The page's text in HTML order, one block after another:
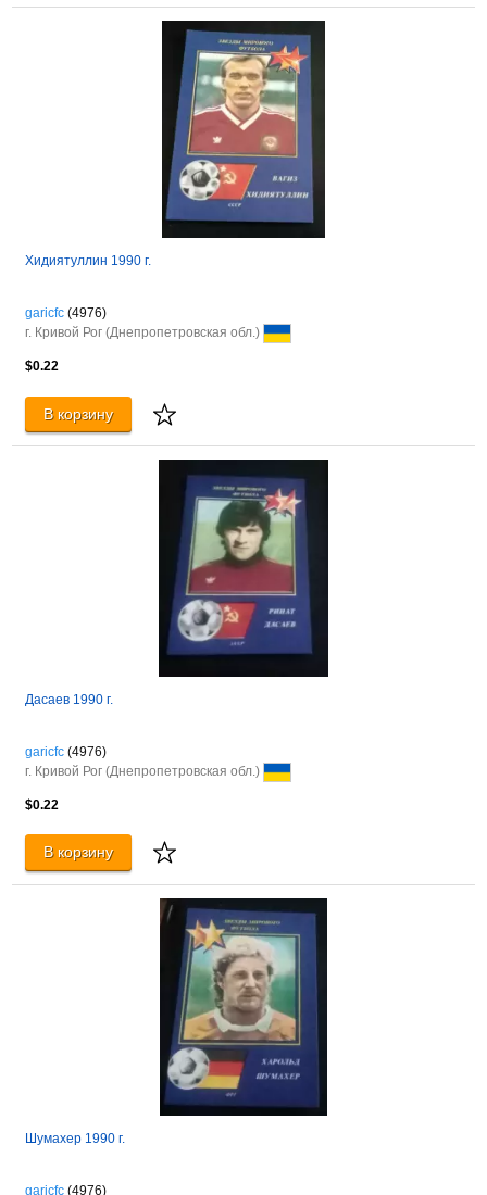
Хидиятуллин 1990 г.
garicfc (4976)
г. Кривой Рог (Днепропетровская обл.)
$0.22
В корзину
Дасаев 1990 г.
garicfc (4976)
г. Кривой Рог (Днепропетровская обл.)
$0.22
В корзину
Шумахер 1990 г.
garicfc (4976)